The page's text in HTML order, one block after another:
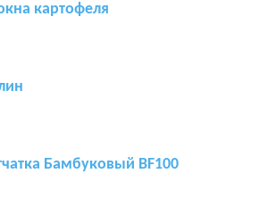
картофеля
Бамбуковый BF100